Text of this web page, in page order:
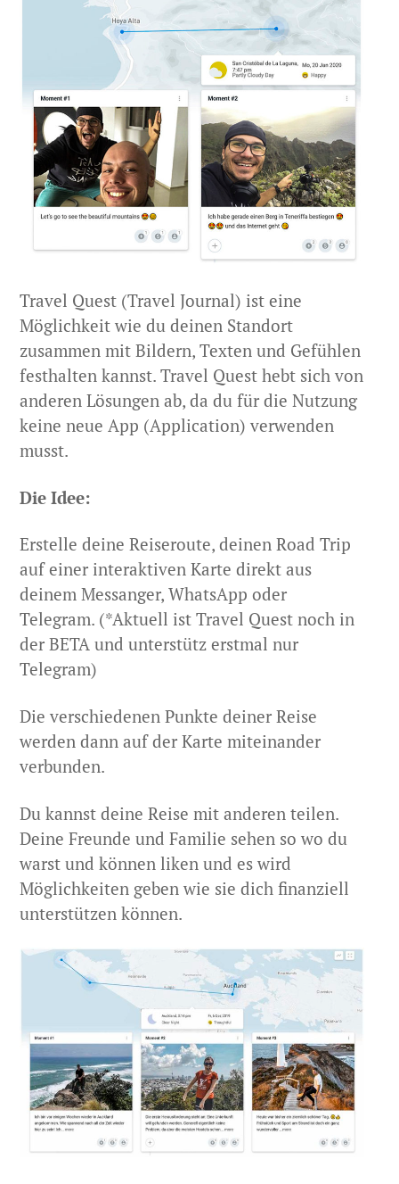
Travel Quest (Travel Journal) ist eine
Möglichkeit wie du deinen Standort
zusammen mit Bildern, Texten und Gefühlen
festhalten kannst. Travel Quest hebt sich von
anderen Lösungen ab, da du für die Nutzung
keine neue App (Application) verwenden
musst.
Die Idee:
Erstelle deine Reiseroute, deinen Road Trip
auf einer interaktiven Karte direkt aus
deinem Messanger, WhatsApp oder
Telegram. (*Aktuell ist Travel Quest noch in
der BETA und unterstütz erstmal nur
Telegram)
Die verschiedenen Punkte deiner Reise
werden dann auf der Karte miteinander
verbunden.
Du kannst deine Reise mit anderen teilen.
Deine Freunde und Familie sehen so wo du
warst und können liken und es wird
Möglichkeiten geben wie sie dich finanziell
unterstützen können.